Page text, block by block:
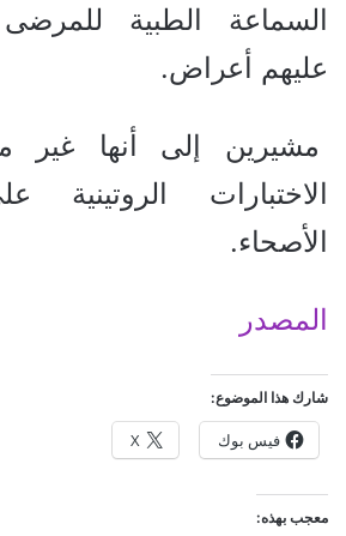
السماعة الطبية
عليهم أعراض.
مشيرين إلى أنها غير
الاختبارات
الأصحاء.
المصدر
شارك هذا الموضوع:
فيس بوك X
معجب بهذه: